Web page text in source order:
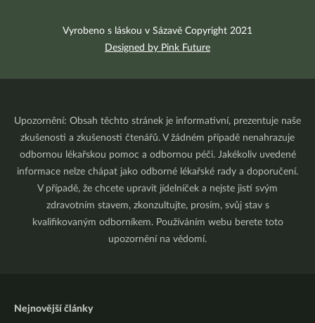
Vyrobeno s láskou v Sázavě Copyright 2021
Designed by Pink Future
Upozornění: Obsah těchto stránek je informativní, prezentuje naše
zkušenosti a zkušenosti čtenářů. V žádném případě nenahrazuje
odbornou lékařskou pomoc a odbornou péči. Jakékoliv uvedené
informace nelze chápat jako odborné lékařské rady a doporučení.
V případě, že chcete upravit jídelníček a nejste jistí svým
zdravotním stavem, zkonzultujte, prosím, svůj stav s
kvalifikovaným odborníkem. Používáním webu berete toto
upozornění na vědomí.
Nejnovější články